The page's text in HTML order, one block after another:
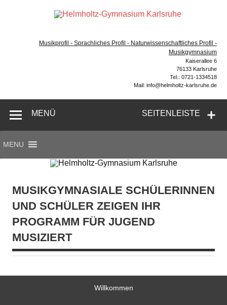
Musikprofil - Sprachliches Profil - Naturwissenschaftliches Profil -
Musikgymnasium
Kaiserallee 6
76133 Karlsruhe
Tel.: 0721-1334518
Mail: info@helmholtz-karlsruhe.de
SEITENLEISTE
MENÜ
MENU
MUSIKGYMNASIALE SCHÜLERINNEN
UND SCHÜLER ZEIGEN IHR
PROGRAMM FÜR JUGEND
MUSIZIERT
Willkommen